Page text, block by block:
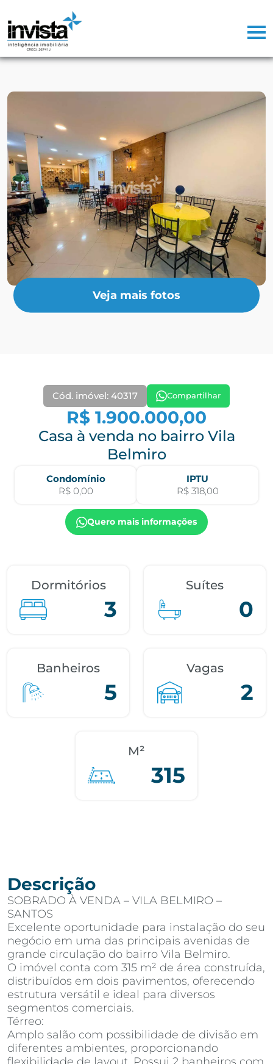
Veja mais fotos
Cód. imóvel: 40317 Compartilhar
R$ 1.900.000,00
Casa à venda no bairro Vila
Belmiro
Condomínio
R$ 0,00
IPTU
R$ 318,00
Quero mais informações
Dormitórios
3
Suítes
0
Banheiros
5
Vagas
2
M²
315
Descrição
SOBRADO À VENDA – VILA BELMIRO –
SANTOS
Excelente oportunidade para instalação do seu
negócio em uma das principais avenidas de
grande circulação do bairro Vila Belmiro.
O imóvel conta com 315 m² de área construída,
distribuídos em dois pavimentos, oferecendo
estrutura versátil e ideal para diversos
segmentos comerciais.
Térreo:
Amplo salão com possibilidade de divisão em
diferentes ambientes, proporcionando